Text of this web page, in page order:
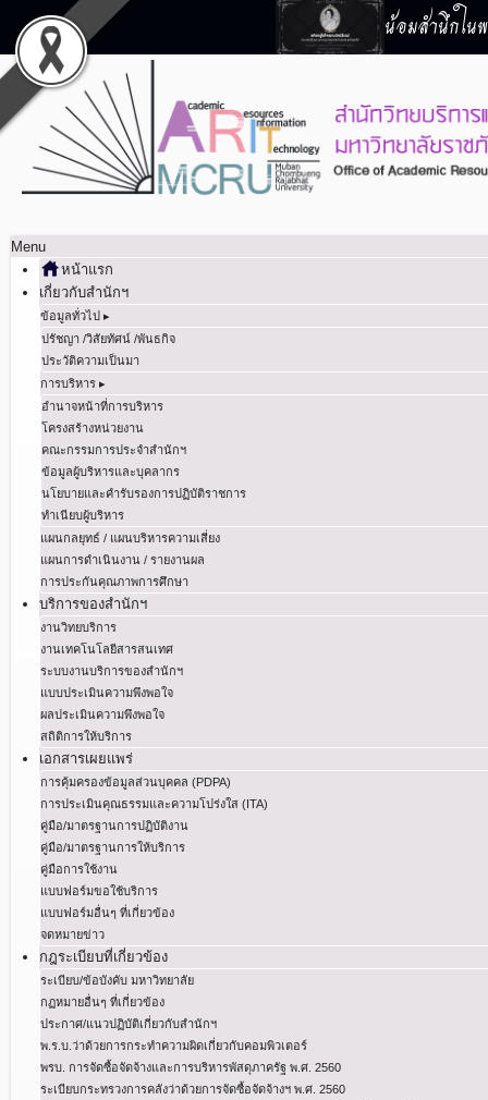
น้อมสำนึกใน
Menu
หน้าแรก
เกี่ยวกับสำนักฯ
ข้อมูลทั่วไป ▸
ปรัชญา /วิสัยทัศน์ /พันธกิจ
ประวัติความเป็นมา
การบริหาร ▸
อำนาจหน้าที่การบริหาร
โครงสร้างหน่วยงาน
คณะกรรมการประจำสำนักฯ
ข้อมูลผู้บริหารและบุคลากร
นโยบายและคำรับรองการปฏิบัติราชการ
ทำเนียบผู้บริหาร
แผนกลยุทธ์ / แผนบริหารความเสี่ยง
แผนการดำเนินงาน / รายงานผล
การประกันคุณภาพการศึกษา
บริการของสำนักฯ
งานวิทยบริการ
งานเทคโนโลยีสารสนเทศ
ระบบงานบริการของสำนักฯ
แบบประเมินความพึงพอใจ
ผลประเมินความพึงพอใจ
สถิติการให้บริการ
เอกสารเผยแพร่
การคุ้มครองข้อมูลส่วนบุคคล (PDPA)
การประเมินคุณธรรมและความโปร่งใส (ITA)
คู่มือ/มาตรฐานการปฏิบัติงาน
คู่มือ/มาตรฐานการให้บริการ
คู่มือการใช้งาน
แบบฟอร์มขอใช้บริการ
แบบฟอร์มอื่นๆ ที่เกี่ยวข้อง
จดหมายข่าว
กฎระเบียบที่เกี่ยวข้อง
ระเบียบ/ข้อบังคับ มหาวิทยาลัย
กฏหมายอื่นๆ ที่เกี่ยวข้อง
ประกาศ/แนวปฏิบัติเกี่ยวกับสำนักฯ
พ.ร.บ.ว่าด้วยการกระทําความผิดเกี่ยวกับคอมพิวเตอร์
พรบ. การจัดซื้อจัดจ้างและการบริหารพัสดุภาครัฐ พ.ศ. 2560
ระเบียบกระทรวงการคลังว่าด้วยการจัดซื้อจัดจ้างฯ พ.ศ. 2560